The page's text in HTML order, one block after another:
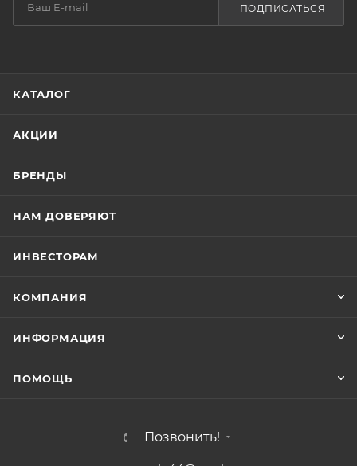
ПОДПИСАТЬСЯ
КАТАЛОГ
АКЦИИ
БРЕНДЫ
НАМ ДОВЕРЯЮТ
ИНВЕСТОРАМ
КОМПАНИЯ
ИНФОРМАЦИЯ
ПОМОЩЬ
Позвонить!